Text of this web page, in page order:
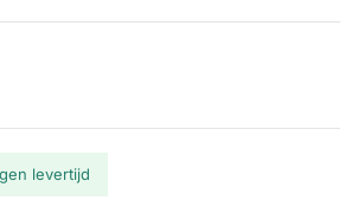
levertijd